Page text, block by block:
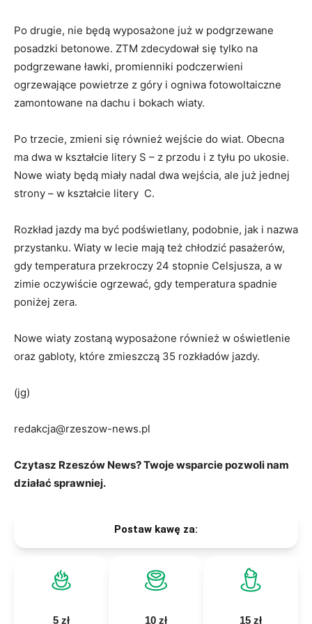
Po drugie, nie będą wyposażone już w podgrzewane
posadzki betonowe. ZTM zdecydował się tylko na
podgrzewane ławki, promienniki podczerwieni
ogrzewające powietrze z góry i ogniwa fotowoltaiczne
zamontowane na dachu i bokach wiaty.
Po trzecie, zmieni się również wejście do wiat. Obecna
ma dwa w kształcie litery S – z przodu i z tyłu po ukosie.
Nowe wiaty będą miały nadal dwa wejścia, ale już jednej
strony – w kształcie litery C.
Rozkład jazdy ma być podświetlany, podobnie, jak i nazwa
przystanku. Wiaty w lecie mają też chłodzić pasażerów,
gdy temperatura przekroczy 24 stopnie Celsjusza, a w
zimie oczywiście ogrzewać, gdy temperatura spadnie
poniżej zera.
Nowe wiaty zostaną wyposażone również w oświetlenie
oraz gabloty, które zmieszczą 35 rozkładów jazdy.
(jg)
redakcja@rzeszow-news.pl
Czytasz Rzeszów News? Twoje wsparcie pozwoli nam
działać sprawniej.
Postaw kawę za:
5 zł 10 zł 15 zł